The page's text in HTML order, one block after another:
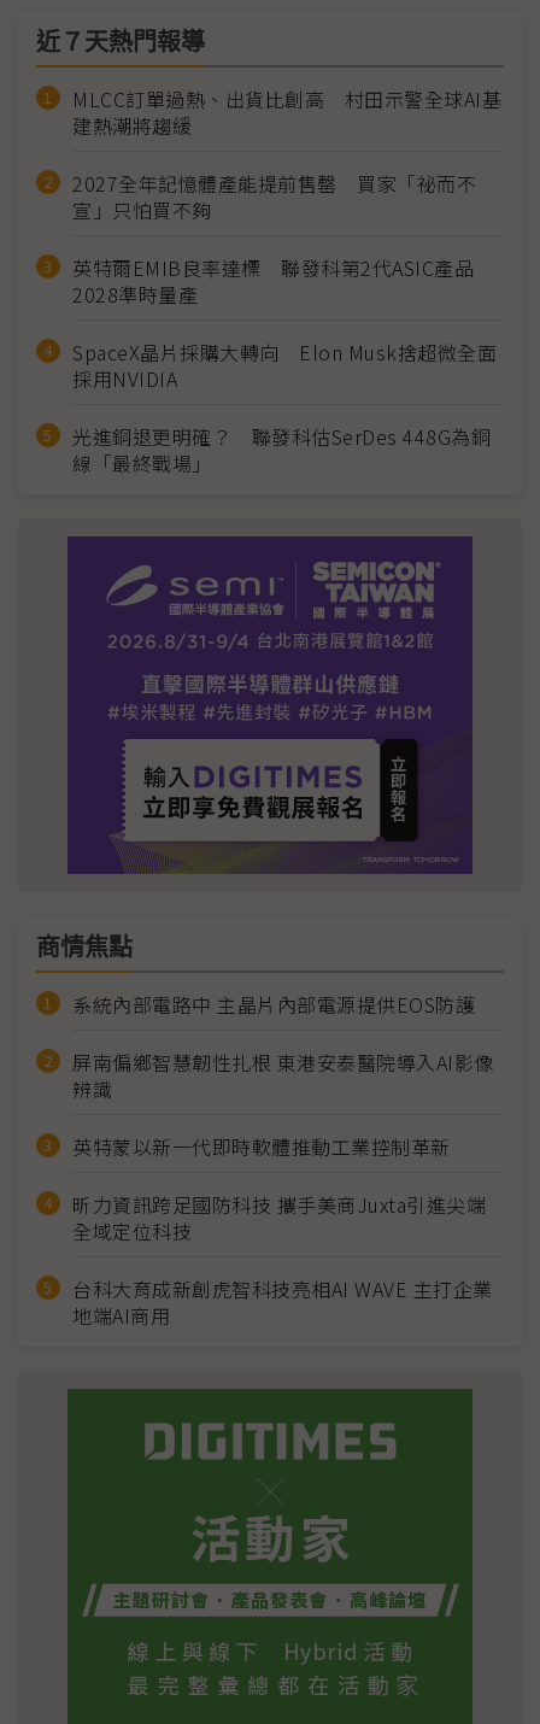
近７天熱門報導
MLCC訂單過熱、出貨比創高 村田示警全球AI基
建熱潮將趨緩
2027全年記憶體產能提前售罄 買家「祕而不
宣」只怕買不夠
英特爾EMIB良率達標 聯發科第2代ASIC產品
2028準時量產
SpaceX晶片採購大轉向 Elon Musk捨超微全面
採用NVIDIA
光進銅退更明確？ 聯發科估SerDes 448G為銅
線「最終戰場」
商情焦點
系統內部電路中 主晶片內部電源提供EOS防護
屏南偏鄉智慧韌性扎根 東港安泰醫院導入AI影像
辨識
英特蒙以新一代即時軟體推動工業控制革新
昕力資訊跨足國防科技 攜手美商Juxta引進尖端
全域定位科技
台科大育成新創虎智科技亮相AI WAVE 主打企業
地端AI商用